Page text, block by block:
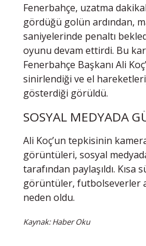
Fenerbahçe, uzatma
gördüğü golün ardından,
saniyelerinde penaltı
oyunu devam ettirdi. Bu
Fenerbahçe Başkanı Ali
sinirlendiği ve el
gösterdiği görüldü.
SOSYAL MEDYADA
Ali Koç’un tepkisinin
görüntüleri, sosyal
tarafından paylaşıldı. Kısa
görüntüler, futbolseverler
neden oldu.
Kaynak: Haber Oku